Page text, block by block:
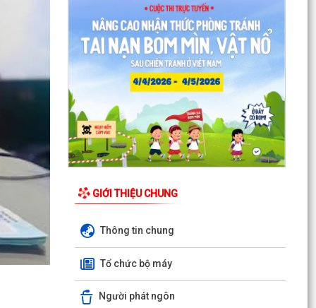
GIỚI THIỆU CHUNG
Thông tin chung
Tổ chức bộ máy
Người phát ngôn
Quyết định Về việc thu hồi đất để GPMB thực
hiện Dự án: Mở rộng đường Lý Thái Tông kéo dài
(đoạn...
Quyết định Về việc thu hồi đất để GPMB thực
hiện Dự án: Mở rộng đường Lý Thái Tông kéo dài
(đoạn...
Quyết định Về việc thu hồi đất để GPMB thực
hiện Dự án: Mở rộng đường Lý Thái Tông kéo dài
(đoạn...
hiện Dự án: Mở rộng đường Lý Thái Tông kéo dài
hiện Dự án: Mở rộng đường Lý Thái Tông kéo dài
(đoạn...
Quyết định Về việc thu hồi đất để GPMB thực